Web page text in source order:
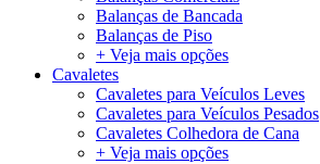
Balanças de Bancada
Balanças de Piso
+ Veja mais opções
Cavaletes
Cavaletes para Veículos Leves
Cavaletes para Veículos Pesados
Cavaletes Colhedora de Cana
+ Veja mais opções